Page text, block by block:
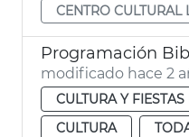
CENTRO CULTURAL
Programación
modificado hace 2
CULTURA Y
CULTURA